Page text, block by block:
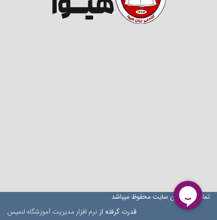
تمام حقوق این سایت محفوظ میباشد
قدرت گرفته از نرم افزار مدیریت آموزشگاه لنمیس